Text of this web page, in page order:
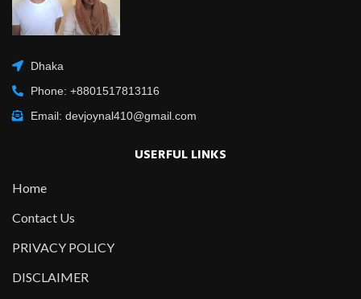
Dhaka
Phone: +8801517813116
Email: devjoynal410@gmail.com
USERFUL LINKS
Home
Contact Us
PRIVACY POLICY
DISCLAIMER